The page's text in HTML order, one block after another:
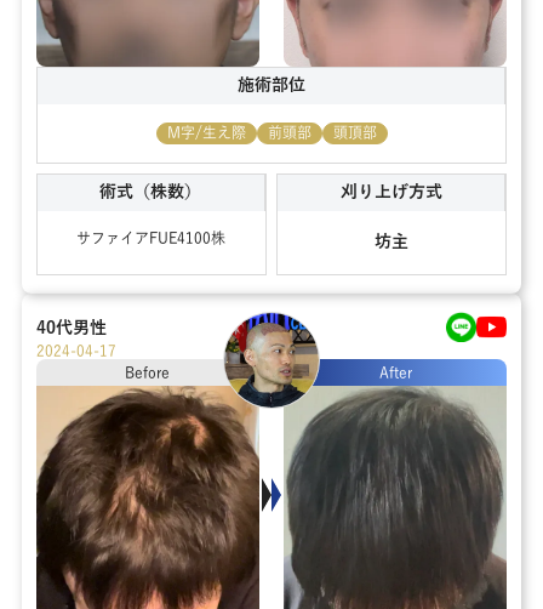
施術部位
M字/生え際 前頭部 頭頂部
術式（株数）
サファイアFUE4100株
刈り上げ方式
坊主
40代男性
2024-04-17
Before
After